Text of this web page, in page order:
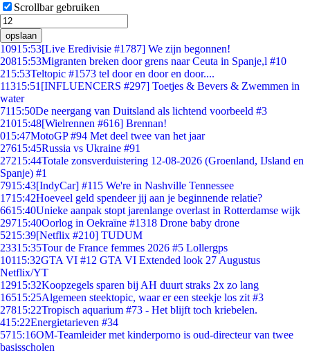
Scrollbar gebruiken
opslaan
10915:53[Live Eredivisie #1787] We zijn begonnen!
20815:53Migranten breken door grens naar Ceuta in Spanje,l #10
215:53Teltopic #1573 tel door en door en door....
11315:51 [INFLUENCERS #297] Toetjes & Bevers & Zwemmen in
water
7115:50De neergang van Duitsland als lichtend voorbeeld #3
21015:48[Wielrennen #616] Brennan!
015:47MotoGP #94 Met deel twee van het jaar
27615:45Russia vs Ukraine #91
27215:44Totale zonsverduistering 12-08-2026 (Groenland, IJsland en
Spanje) #1
7915:43[IndyCar] #115 We're in Nashville Tennessee
1715:42Hoeveel geld spendeer jij aan je beginnende relatie?
6615:40Unieke aanpak stopt jarenlange overlast in Rotterdamse wijk
29715:40Oorlog in Oekraïne #1318 Drone baby drone
5215:39[Netflix #210] TUDUM
23315:35Tour de France femmes 2026 #5 Lollergps
10115:32GTA VI #12 GTA VI Extended look 27 Augustus
Netflix/YT
12915:32Koopzegels sparen bij AH duurt straks 2x zo lang
16515:25Algemeen steektopic, waar er een steekje los zit #3
27815:22Tropisch aquarium #73 - Het blijft toch kriebelen.
415:22Energietarieven #34
5715:16OM-Teamleider met kinderporno is oud-directeur van twee
basisscholen